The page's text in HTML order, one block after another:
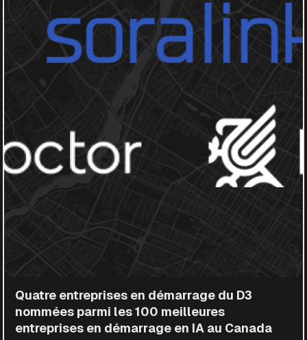
Quatre entreprises en démarrage du D3
nommées parmi les 100 meilleures
entreprises en démarrage en IA au Canada